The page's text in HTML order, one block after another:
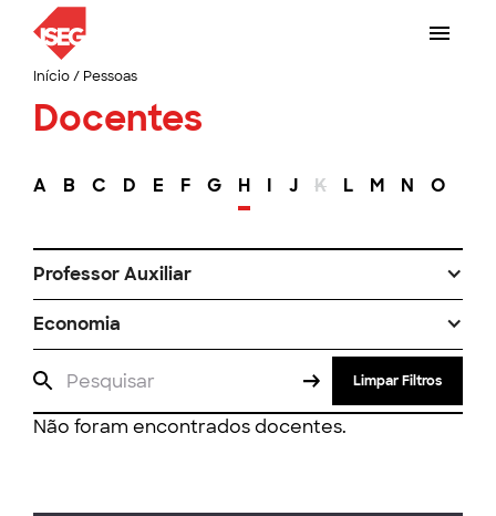
Início/ Pessoas
Docentes
A B C D E F G H I J K L M N O
Professor Auxiliar
Economia
Limpar Filtros
Não foram encontrados docentes.